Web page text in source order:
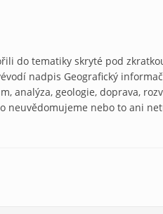
do tematiky skryté pod
nadpis Geografický
analýza, geologie, doprava,
neuvědomujeme nebo to ani